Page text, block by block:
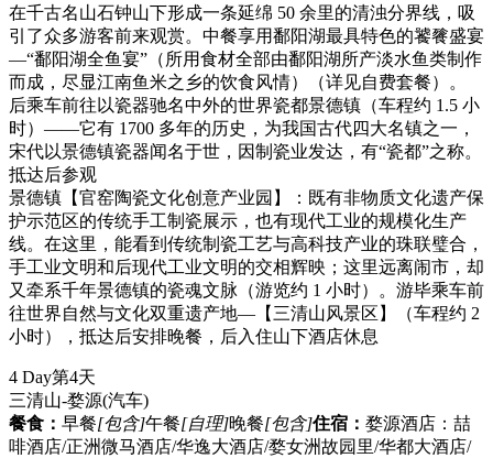
在千古名山石钟山下形成一条延绵 50 余里的清浊分界线，吸
引了众多游客前来观赏。中餐享用鄱阳湖最具特色的饕餮盛宴
—“鄱阳湖全鱼宴”（所用食材全部由鄱阳湖所产淡水鱼类制作
而成，尽显江南鱼米之乡的饮食风情）（详见自费套餐）。
后乘车前往以瓷器驰名中外的世界瓷都景德镇（车程约 1.5 小
时）——它有 1700 多年的历史，为我国古代四大名镇之一，
宋代以景德镇瓷器闻名于世，因制瓷业发达，有“瓷都”之称。
抵达后参观
景德镇【官窑陶瓷文化创意产业园】：既有非物质文化遗产保
护示范区的传统手工制瓷展示，也有现代工业的规模化生产
线。在这里，能看到传统制瓷工艺与高科技产业的珠联璧合，
手工业文明和后现代工业文明的交相辉映；这里远离闹市，却
又牵系千年景德镇的瓷魂文脉（游览约 1 小时）。游毕乘车前
往世界自然与文化双重遗产地—【三清山风景区】（车程约 2
小时），抵达后安排晚餐，后入住山下酒店休息
4 Day第4天
三清山-婺源(汽车)
餐食： 早餐[包含]午餐[自理]晚餐[包含]住宿： 婺源酒店：喆
啡酒店/正洲微马酒店/华逸大酒店/婺女洲故园里/华都大酒店/